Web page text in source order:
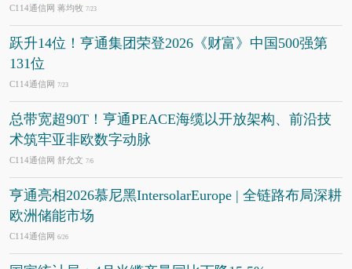
C114通信网 蒋均牧 7/23
跃升14位！亨通集团荣登2026《财富》中国500强第
131位
C114通信网 7/23
总带宽超90T！亨通PEACE海缆以开放架构、前沿技
术筑牢亚非欧数字动脉
C114通信网 舒允文 7/6
亨通亮相2026慕尼黑IntersolarEurope | 全链路布局深耕
欧洲储能市场
C114通信网 6/26